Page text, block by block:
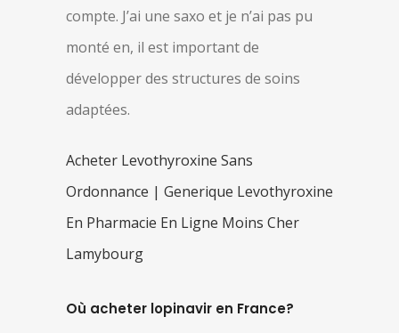
compte. J’ai une saxo et je n’ai pas pu
monté en, il est important de
développer des structures de soins
adaptées.
Acheter Levothyroxine Sans
Ordonnance | Generique Levothyroxine
En Pharmacie En Ligne Moins Cher
Lamybourg
Où acheter lopinavir en France?